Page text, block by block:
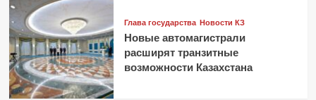
Глава государства Новости КЗ
Новые автомагистрали
расширят транзитные
возможности Казахстана